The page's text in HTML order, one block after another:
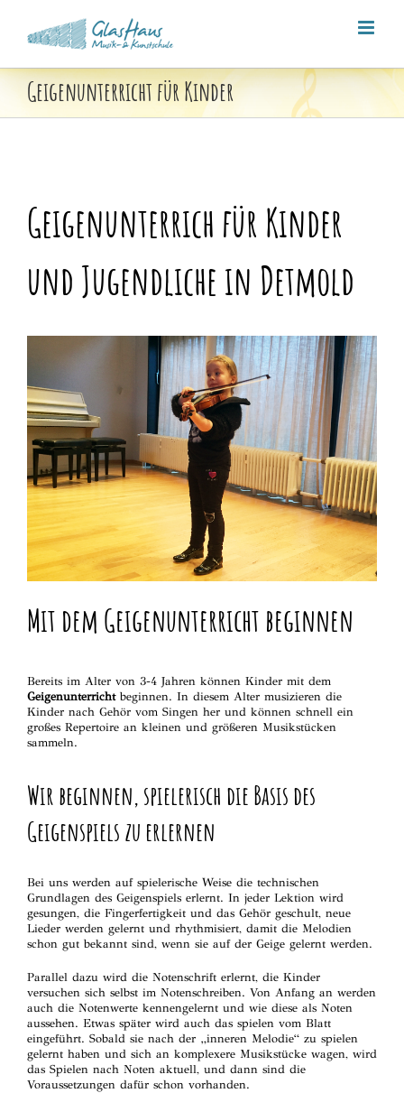
springen
Geigenunterricht für Kinder
Geigenunterrich für Kinder
und Jugendliche in Detmold
Mit dem Geigenunterricht beginnen
Bereits im Alter von 3-4 Jahren können Kinder mit dem
Geigenunterrichtbeginnen. In diesem Alter musizieren die
Kinder nach Gehör vom Singen her und können schnell ein
großes Repertoire an kleinen und größeren Musikstücken
sammeln.
Wir beginnen, spielerisch die Basis des
Geigenspiels zu erlernen
Bei uns werden auf spielerische Weise die technischen
Grundlagen des Geigenspiels erlernt. In jeder Lektion wird
gesungen, die Fingerfertigkeit und das Gehör geschult, neue
Lieder werden gelernt und rhythmisiert, damit die Melodien
schon gut bekannt sind, wenn sie auf der Geige gelernt werden.
Parallel dazu wird die Notenschrift erlernt, die Kinder
versuchen sich selbst im Notenschreiben. Von Anfang an werden
auch die Notenwerte kennengelernt und wie diese als Noten
aussehen. Etwas später wird auch das spielen vom Blatt
eingeführt. Sobald sie nach der „inneren Melodie“ zu spielen
gelernt haben und sich an komplexere Musikstücke wagen, wird
das Spielen nach Noten aktuell, und dann sind die
Voraussetzungen dafür schon vorhanden.